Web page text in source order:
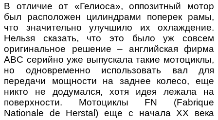
В отличие от «Гелиоса», оппозитный мотор
был расположен цилиндрами поперек рамы,
что значительно улучшило их охлаждение.
Нельзя сказать, что это было уж совсем
оригинальное решение – английская фирма
ABC серийно уже выпускала такие мотоциклы,
но одновременно использовать вал для
передачи мощности на заднее колесо, еще
никто не додумался, хотя идея лежала на
поверхности. Мотоциклы FN (Fabrique
Nationale de Herstal) еще с начала XX века